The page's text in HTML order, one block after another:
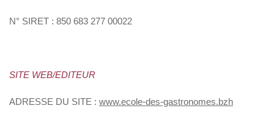
N° SIRET : 850 683 277 00022
SITE WEB/EDITEUR
ADRESSE DU SITE : www.ecole-des-gastronomes.bzh